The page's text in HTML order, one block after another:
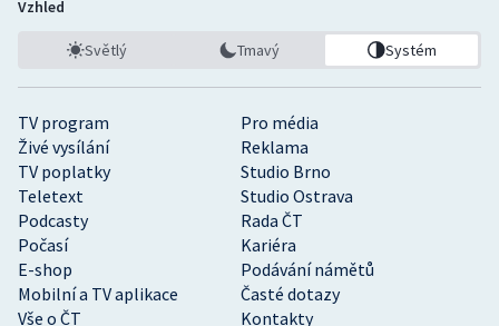
TV program
Pro média
Živé vysílání
Reklama
TV poplatky
Studio Brno
Teletext
Studio Ostrava
Podcasty
Rada ČT
Počasí
Kariéra
E-shop
Podávání námětů
Mobilní a TV aplikace
Časté dotazy
Vše o ČT
Kontakty
Vzhled
Světlý Tmavý Systém